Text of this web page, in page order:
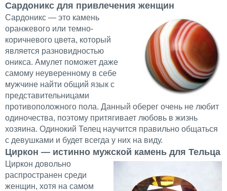
Сардоникс для привлечения женщин
Сардоникс — это камень
оранжевого или темно-
коричневого цвета, который
является разновидностью
оникса. Амулет поможет даже
самому неуверенному в себе
мужчине найти общий язык с
представительницами
противоположного пола. Данный оберег очень не любит
одиночества, поэтому притягивает любовь в жизнь
хозяина. Одинокий Телец научится правильно общаться
с девушками и будет всегда у них на виду.
Циркон — истинно мужской камень для Тельца
Циркон довольно
распространен среди
женщин, хотя на самом